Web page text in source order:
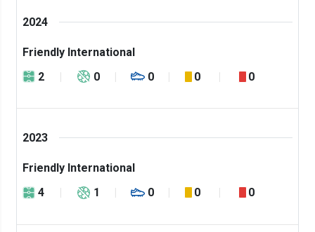
2024
Friendly International
2
0 0 0 0
2023
Friendly International
4
1 0 0 0